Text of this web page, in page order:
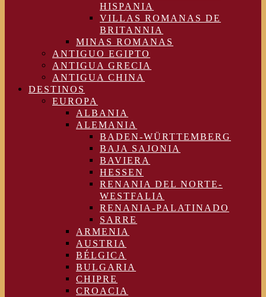
HISPANIA
VILLAS ROMANAS DE
BRITANNIA
MINAS ROMANAS
ANTIGUO EGIPTO
ANTIGUA GRECIA
ANTIGUA CHINA
DESTINOS
EUROPA
ALBANIA
ALEMANIA
BADEN-WÜRTTEMBERG
BAJA SAJONIA
BAVIERA
HESSEN
RENANIA DEL NORTE-
WESTFALIA
RENANIA-PALATINADO
SARRE
ARMENIA
AUSTRIA
BÉLGICA
BULGARIA
CHIPRE
CROACIA